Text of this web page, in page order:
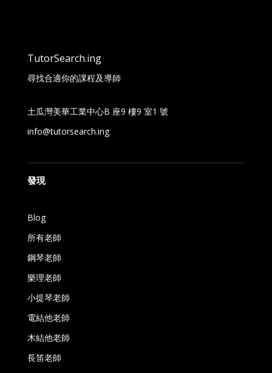
TutorSearch.ing
尋找合適你的課程及導師
土瓜灣美華工業中心B 座9 樓9 室1 號
info@tutorsearch.ing
發現
Blog
所有老師
鋼琴老師
樂理老師
小提琴老師
電結他老師
木結他老師
長笛老師